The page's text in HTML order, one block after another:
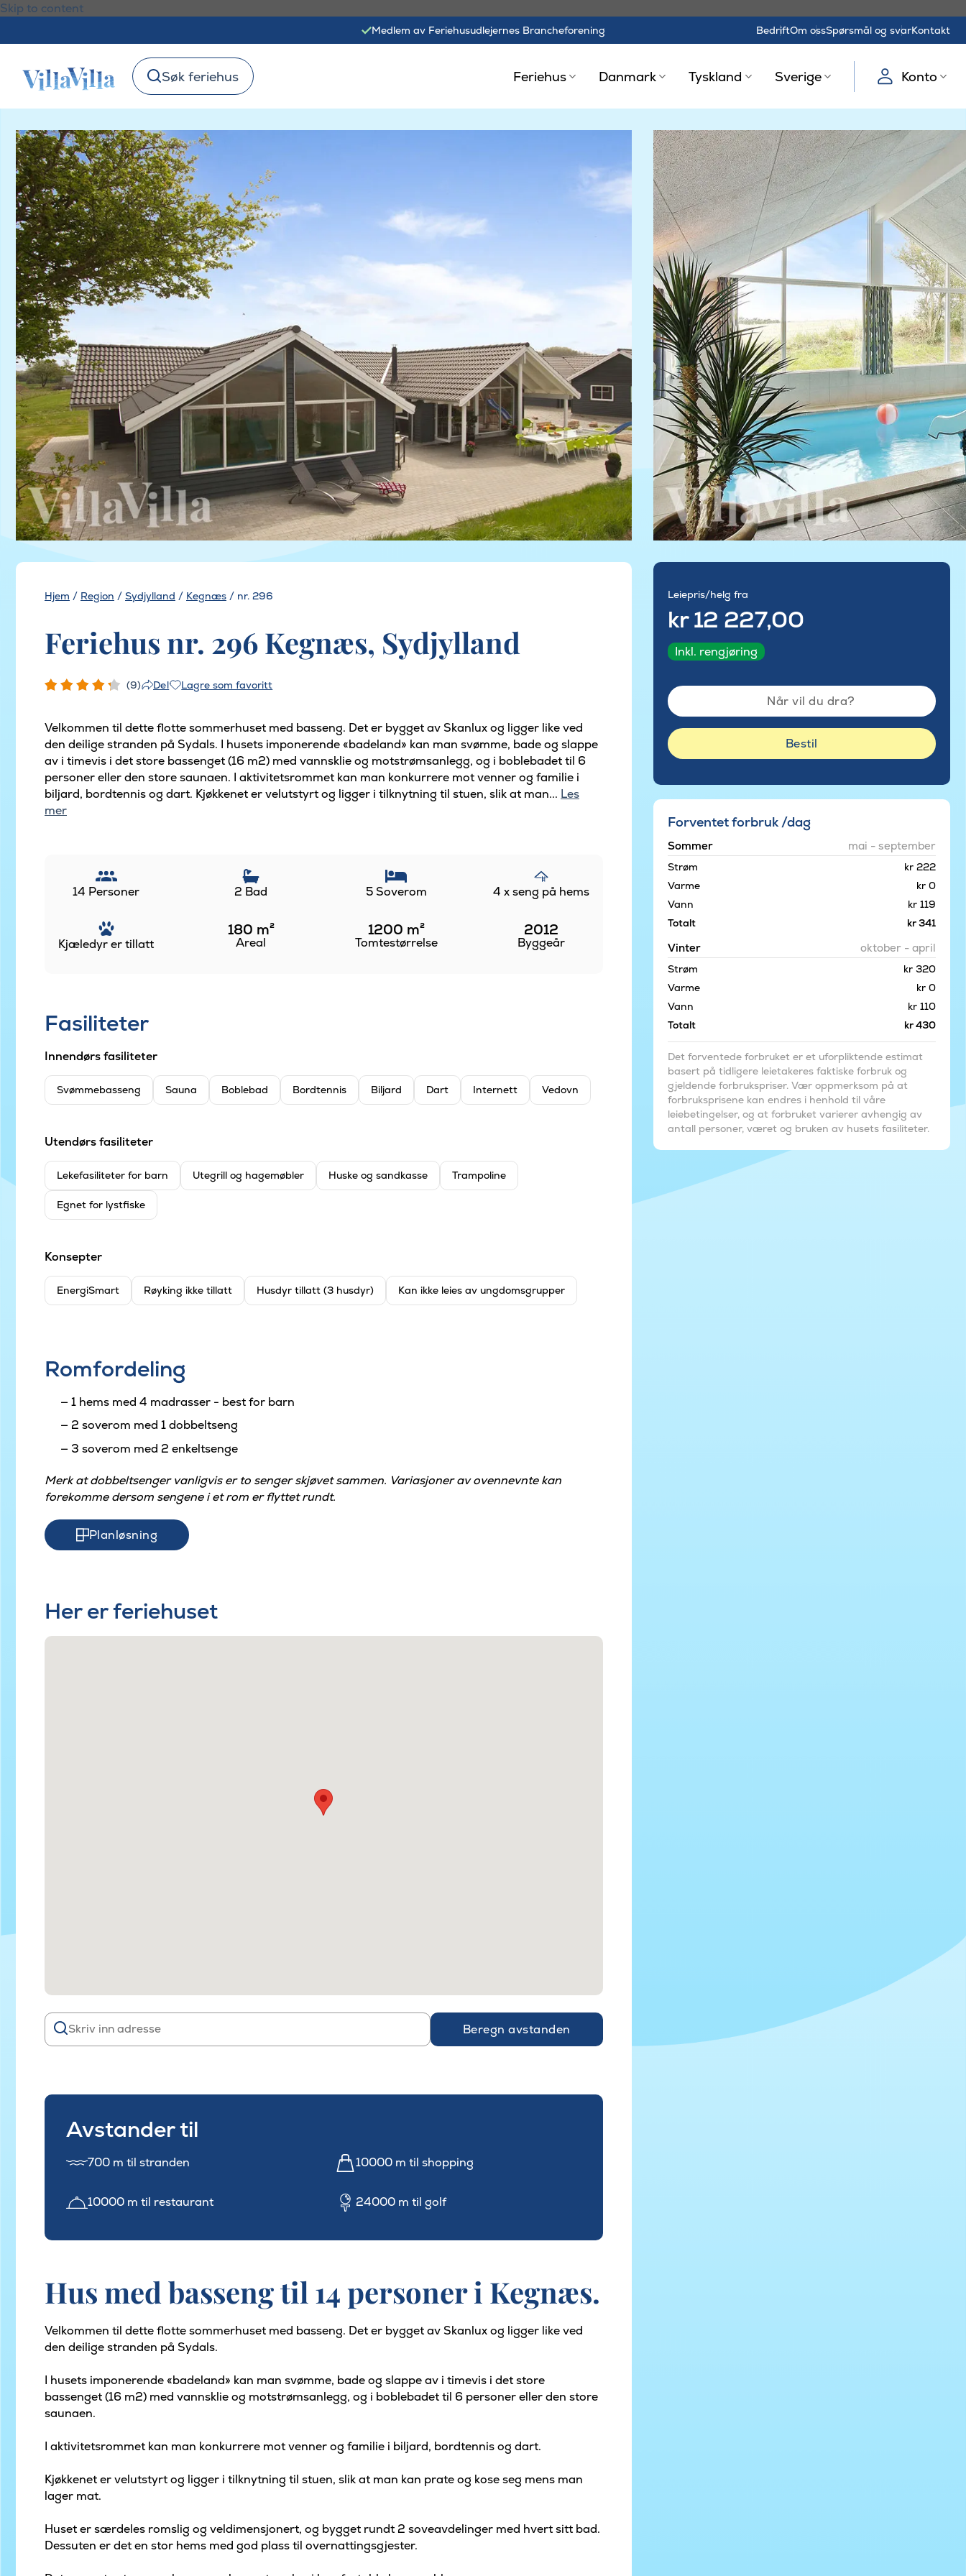
Skip to content
Medlem av Feriehusudlejernes Brancheforening BedriftOm ossSpørsmål og svarKontakt
Søk feriehus Feriehus Danmark Tyskland Sverige Konto
Hjem / Region / Sydjylland / Kegnæs / nr. 296
Feriehus nr. 296 Kegnæs, Sydjylland
(9) Del Lagre som favoritt
Velkommen til dette flotte sommerhuset med basseng. Det er bygget av Skanlux og ligger like ved
den deilige stranden på Sydals. I husets imponerende «badeland» kan man svømme, bade og slappe
av i timevis i det store bassenget (16 m2) med vannsklie og motstrømsanlegg, og i boblebadet til 6
personer eller den store saunaen. I aktivitetsrommet kan man konkurrere mot venner og familie i
biljard, bordtennis og dart. Kjøkkenet er velutstyrt og ligger i tilknytning til stuen, slik at man... Les
mer
14 Personer 2 Bad 5 Soverom 4 x seng på hems
Kjæledyr er tillatt
180 m²
Areal
1200 m²
Tomtestørrelse
2012
Byggeår
Fasiliteter
Innendørs fasiliteter
Svømmebasseng Sauna Boblebad Bordtennis Biljard Dart Internett Vedovn
Utendørs fasiliteter
Leke­fasiliteter for barn Utegrill og hagemøbler Huske og sandkasse Trampoline
Egnet for lystfiske
Konsepter
EnergiSmart Røyking ikke tillatt Husdyr tillatt (3 husdyr) Kan ikke leies av ungdomsgrupper
Romfordeling
1 hems med 4 madrasser - best for barn
2 soverom med 1 dobbeltseng
3 soverom med 2 enkeltsenge
Merk at dobbeltsenger vanligvis er to senger skjøvet sammen. Variasjoner av ovennevnte kan
forekomme dersom sengene i et rom er flyttet rundt.
Planløsning
Her er feriehuset
Beregn avstanden
Avstander til
700 m til stranden 10000 m til shopping
10000 m til restaurant 24000 m til golf
Hus med basseng til 14 personer i Kegnæs.
Velkommen til dette flotte sommerhuset med basseng. Det er bygget av Skanlux og ligger like ved
den deilige stranden på Sydals.
I husets imponerende «badeland» kan man svømme, bade og slappe av i timevis i det store
bassenget (16 m2) med vannsklie og motstrømsanlegg, og i boblebadet til 6 personer eller den store
saunaen.
I aktivitetsrommet kan man konkurrere mot venner og familie i biljard, bordtennis og dart.
Kjøkkenet er velutstyrt og ligger i tilknytning til stuen, slik at man kan prate og kose seg mens man
lager mat.
Huset er særdeles romslig og veldimensjonert, og bygget rundt 2 soveavdelinger med hvert sitt bad.
Dessuten er det en stor hems med god plass til overnattingsgjester.
Leiepris/helg fra
kr 12 227,00
Inkl. rengjøring
Når vil du dra?
Bestil
Forventet forbruk /dag
Sommer mai - september
Strøm
kr 222
Varme
kr 0
Vann
kr 119
Totalt
kr 341
Vinter oktober - april
Strøm
kr 320
Varme
kr 0
Vann
kr 110
Totalt
kr 430
Det forventede forbruket er et uforpliktende estimat
basert på tidligere leietakeres faktiske forbruk og
gjeldende forbrukspriser. Vær oppmerksom på at
forbruksprisene kan endres i henhold til våre
leiebetingelser, og at forbruket varierer avhengig av
antall personer, været og bruken av husets fasiliteter.